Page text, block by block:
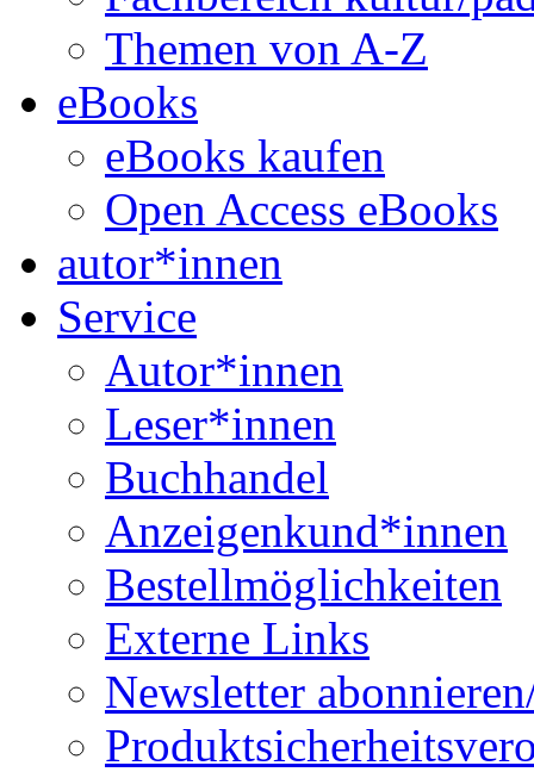
Themen von A-Z
eBooks
eBooks kaufen
Open Access eBooks
autor*innen
Service
Autor*innen
Leser*innen
Buchhandel
Anzeigenkund*innen
Bestellmöglichkeiten
Externe Links
Newsletter